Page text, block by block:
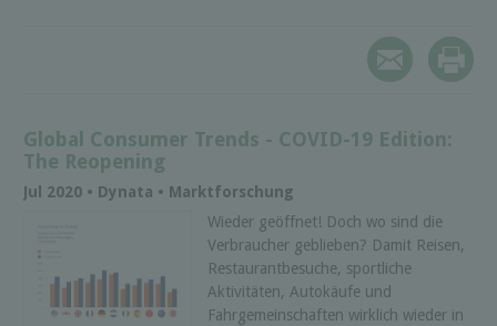
Global Consumer Trends - COVID-19 Edition:
The Reopening
Jul 2020 • Dynata • Marktforschung
Wieder geöffnet! Doch wo sind die
Verbraucher geblieben? Damit Reisen,
Restaurantbesuche, sportliche
Aktivitäten, Autokäufe und
Fahrgemeinschaften wirklich wieder in